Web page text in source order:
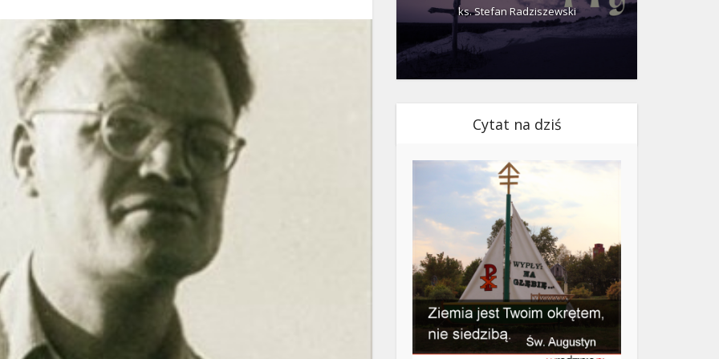
ks. Stefan Radziszewski
Cytat na dziś